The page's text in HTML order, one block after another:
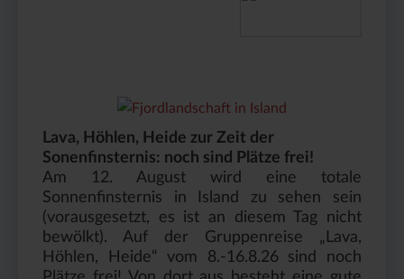
Lava, Höhlen, Heide zur Zeit der
Sonenfinsternis: noch sind Plätze frei!
Am 12. August wird eine totale
Sonnenfinsternis in Island zu sehen sein
(vorausgesetzt, es ist an diesem Tag nicht
bewölkt). Auf der Gruppenreise „Lava,
Höhlen, Heide“ vom 8.-16.8.26 sind noch